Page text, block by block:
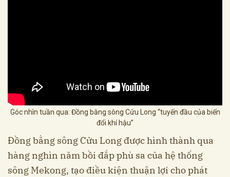
Góc nhìn tuần qua: Đồng bằng sông Cửu Long “tuyến đầu của biến
đổi khí hậu”
Đồng bằng sông Cửu Long được hình thành qua
hàng nghìn năm bồi đắp phù sa của hệ thống
sông Mekong, tạo điều kiện thuận lợi cho phát